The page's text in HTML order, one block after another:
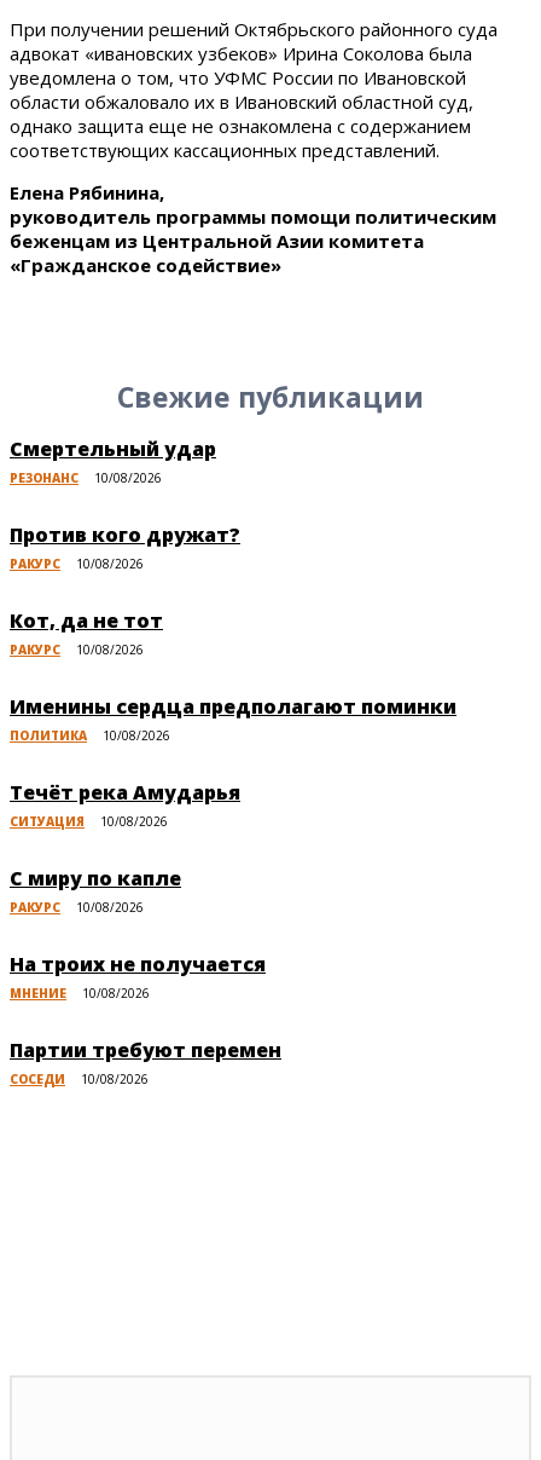
При получении решений Октябрьского районного суда
адвокат «ивановских узбеков» Ирина Соколова была
уведомлена о том, что УФМС России по Ивановской
области обжаловало их в Ивановский областной суд,
однако защита еще не ознакомлена с содержанием
соответствующих кассационных представлений.
Елена Рябинина,
руководитель программы помощи политическим
беженцам из Центральной Азии комитета
«Гражданское содействие»
Свежие публикации
Смертельный удар
РЕЗОНАНС 10/08/2026
Против кого дружат?
РАКУРС 10/08/2026
Кот, да не тот
РАКУРС 10/08/2026
Именины сердца предполагают поминки
ПОЛИТИКА 10/08/2026
Течёт река Амударья
СИТУАЦИЯ 10/08/2026
С миру по капле
РАКУРС 10/08/2026
На троих не получается
МНЕНИЕ 10/08/2026
Партии требуют перемен
СОСЕДИ 10/08/2026